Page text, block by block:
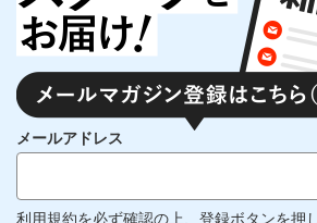
メールアドレス
利用規約を必ず確認の上、登録ボタンを押